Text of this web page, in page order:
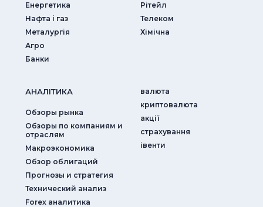
Енергетика
Нафта і газ
Металургія
Агро
Банки
Рітейл
Телеком
Хімічна
АНАЛIТИКА
Обзоры рынка
Обзоры по компаниям и
отраслям
Макроэкономика
Обзор облигаций
Прогнозы и стратегия
Технический анализ
Forex аналитика
валюта
криптовалюта
акції
страхування
iвенти